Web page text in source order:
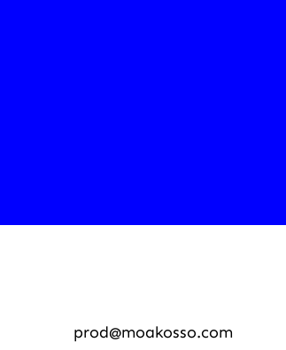
prod@moakosso.com